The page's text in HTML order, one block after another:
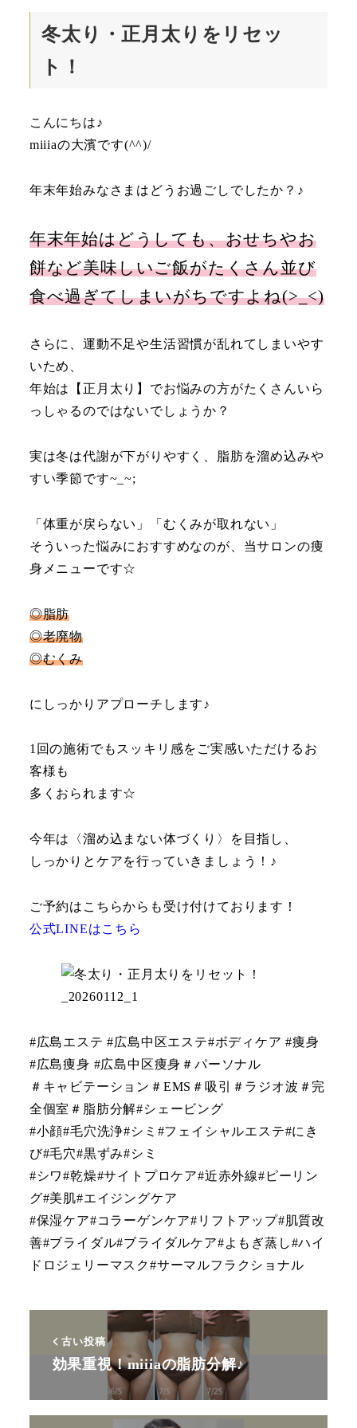
冬太り・正月太りをリセッ
ト！
こんにちは♪
miiiaの大濱です(^^)/
年末年始みなさまはどうお過ごしでしたか？♪
年末年始はどうしても、おせちやお
餅など美味しいご飯がたくさん並び
食べ過ぎてしまいがちですよね(>_<)
さらに、運動不足や生活習慣が乱れてしまいやす
いため、
年始は【正月太り】でお悩みの方がたくさんいら
っしゃるのではないでしょうか？
実は冬は代謝が下がりやすく、脂肪を溜め込みや
すい季節です~_~;
「体重が戻らない」「むくみが取れない」
そういった悩みにおすすめなのが、当サロンの痩
身メニューです☆
◎脂肪
◎老廃物
◎むくみ
にしっかりアプローチします♪
1回の施術でもスッキリ感をご実感いただけるお
客様も
多くおられます☆
今年は〈溜め込まない体づくり〉を目指し、
しっかりとケアを行っていきましょう！♪
ご予約はこちらからも受け付けております！
公式LINEはこちら
#広島エステ #広島中区エステ#ボディケア #痩身
#広島痩身 #広島中区痩身＃パーソナル
＃キャビテーション＃EMS＃吸引＃ラジオ波＃完
全個室＃脂肪分解#シェービング
#小顔#毛穴洗浄#シミ#フェイシャルエステ#にき
び#毛穴#黒ずみ#シミ
#シワ#乾燥#サイトプロケア#近赤外線#ピーリン
グ#美肌#エイジングケア
#保湿ケア#コラーゲンケア#リフトアップ#肌質改
善#ブライダル#ブライダルケア#よもぎ蒸し#ハイ
ドロジェリーマスク#サーマルフラクショナル
古い投稿
効果重視！miiiaの脂肪分解♪